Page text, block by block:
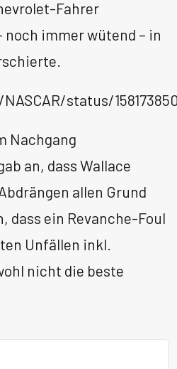
Fahrer
noch immer wütend – in
status/
Nachgang
an, dass Wallace
allen Grund
dass ein Revanche-Foul
Unfällen inkl.
nicht die beste